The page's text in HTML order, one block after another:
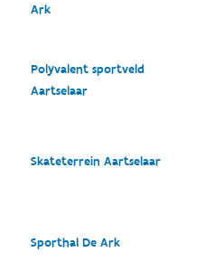
Ark
Polyvalent sportveld
Aartselaar
Skateterrein Aartselaar
Sporthal De Ark